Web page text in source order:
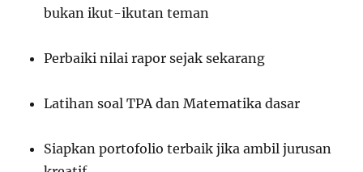
bukan ikut-ikutan teman
Perbaiki nilai rapor sejak sekarang
Latihan soal TPA dan Matematika dasar
Siapkan portofolio terbaik jika ambil jurusan